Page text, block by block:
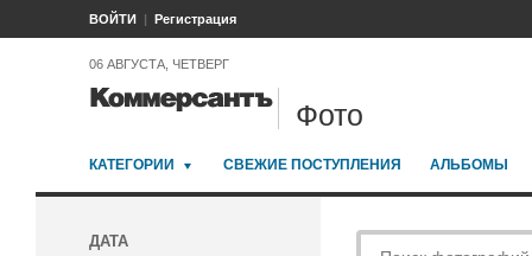
ВОЙТИ Регистрация
06 АВГУСТА, ЧЕТВЕРГ
Фото
КАТЕГОРИИ СВЕЖИЕ ПОСТУПЛЕНИЯ АЛЬБОМЫ
ДАТА